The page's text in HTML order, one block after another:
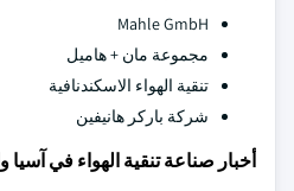
Mahle GmbH
مجموعة مان + هاميل
تنقية الهواء الاسكندنافية
شركة باركر هانيفين
أخبار صناعة تنقية الهواء في آسيا